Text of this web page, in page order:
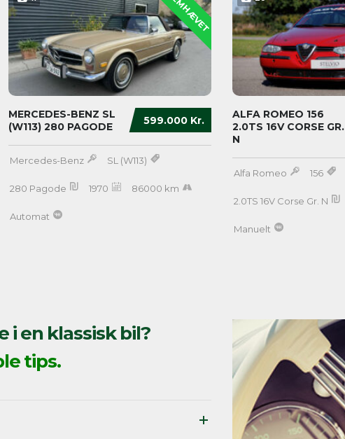
599.000 Kr.
MERCEDES-BENZ SL
(W113) 280 PAGODE
Mercedes-Benz SL (W113)
280 Pagode 1970 86000 km
Automat
ALFA ROMEO 156
2.0TS 16V CORSE GR.
N
Alfa Romeo 156
2.0TS 16V Corse Gr. N
Manuelt
i en klassisk bil?
tips.